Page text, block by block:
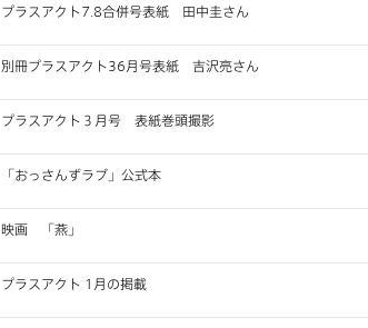
プラスアクト7.8合併号表紙 田中圭さん
別冊プラスアクト36月号表紙 吉沢亮さん
プラスアクト３月号 表紙巻頭撮影
「おっさんずラブ」公式本
映画 「燕」
プラスアクト 1月の掲載